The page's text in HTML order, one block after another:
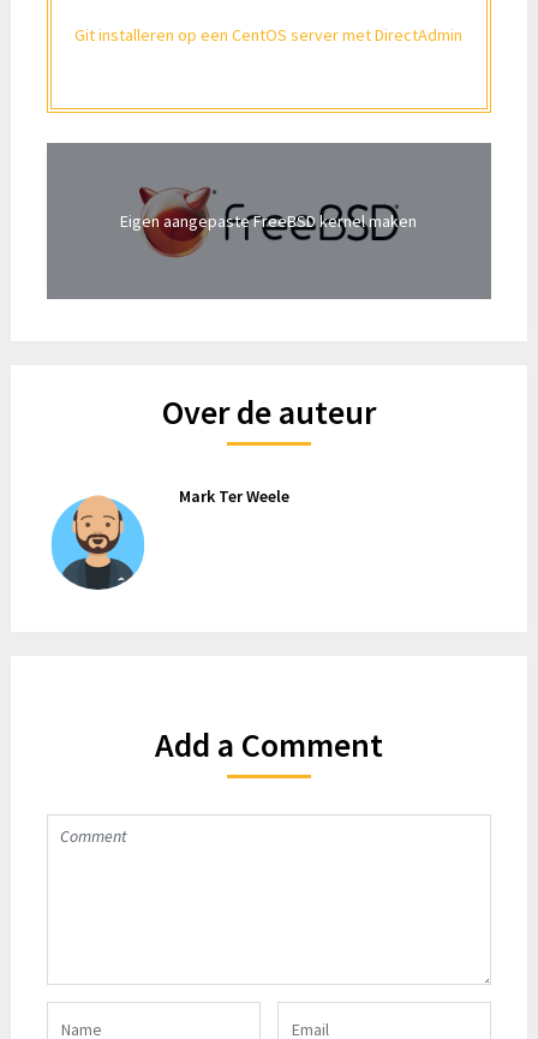
Git installeren op een CentOS server met DirectAdmin
Eigen aangepaste FreeBSD kernel maken
Over de auteur
Mark Ter Weele
Add a Comment